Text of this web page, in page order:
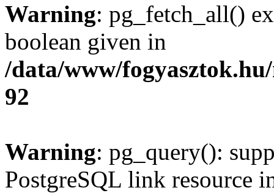
Warning: pg_fetch_all()
boolean given in
/data/www/
92
Warning: pg_query():
PostgreSQL link resource